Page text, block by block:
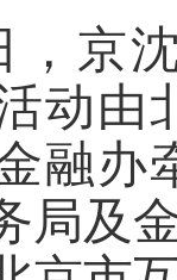
，京
动由
融办
局及